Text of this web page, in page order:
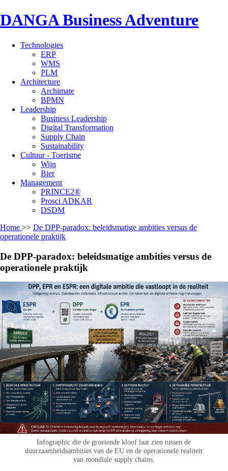
DANGA Business Adventure
Technologies
ERP
WMS
PLM
Architecture
Archimate
BPMN
Leadership
Business Leadership
Digital Transformation
Supply Chain
Sustainability
Cultuur - Toerisme
Wijn
Bier
Management
PRINCE2®
Prosci ADKAR
DSDM
Home >> De DPP-paradox: beleidsmatige ambities versus de
operationele praktijk
De DPP-paradox: beleidsmatige ambities versus de
operationele praktijk
Infographic die de groeiende kloof laat zien tussen de
duurzaamheidsambities van de EU en de operationele realiteit
van mondiale supply chains.